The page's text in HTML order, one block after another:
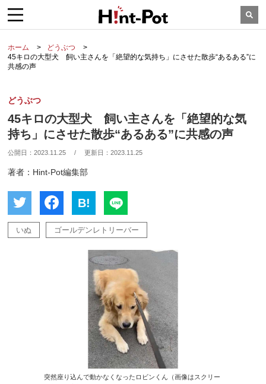
ホーム
どうぶつ
45キロの大型犬 飼い主さんを「絶望的な気持ち」にさせた散歩“あるある”に
共感の声
どうぶつ
45キロの大型犬 飼い主さんを「絶望的な気
持ち」にさせた散歩“あるある”に共感の声
公開日：2023.11.25 / 更新日：2023.11.25
著者：Hint-Pot編集部
B!
いぬ ゴールデンレトリーバー
突然座り込んで動かなくなったロビンくん（画像はスクリー